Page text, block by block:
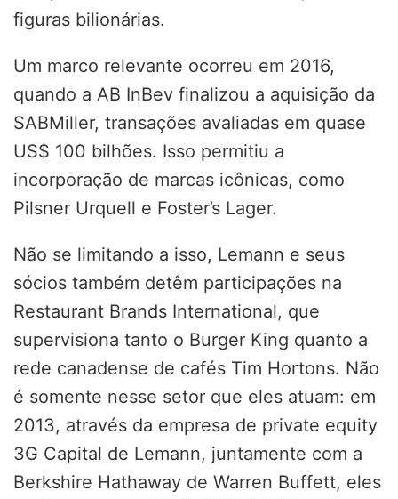
figuras bilionárias.
Um marco relevante ocorreu em 2016,
quando a AB InBev finalizou a aquisição da
SABMiller, transações avaliadas em quase
US$ 100 bilhões. Isso permitiu a
incorporação de marcas icônicas, como
Pilsner Urquell e Foster’s Lager.
Não se limitando a isso, Lemann e seus
sócios também detêm participações na
Restaurant Brands International, que
supervisiona tanto o Burger King quanto a
rede canadense de cafés Tim Hortons. Não
é somente nesse setor que eles atuam: em
2013, através da empresa de private equity
3G Capital de Lemann, juntamente com a
Berkshire Hathaway de Warren Buffett, eles